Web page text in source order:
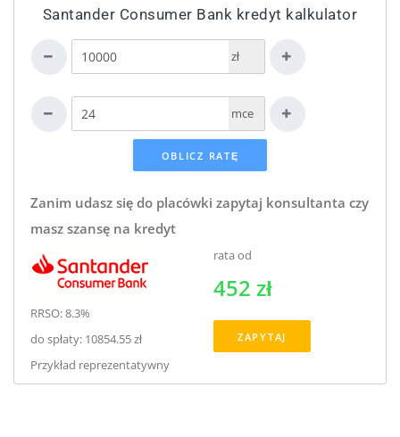
Santander Consumer Bank kredyt kalkulator
zł
mce
Zanim udasz się do placówki zapytaj konsultanta czy
masz szansę na kredyt
RRSO: 8.3%
do spłaty: 10854.55 zł
Przykład reprezentatywny
rata od
452 zł
ZAPYTAJ